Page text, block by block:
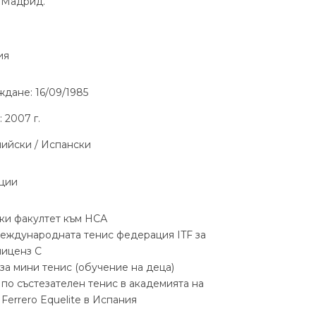
16/09/1985
2007 г.
/ Испански
факултет към НСА
тенис федерация ITF за
C
мини тенис (обучение на деца)
състезателен тенис в академията на
Ferrero Equelite в Испания